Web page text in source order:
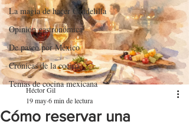
La magia de hacer Candelilla
Opinión gastronómica
De paseo por México
Crónicas de la cocina
Temas de cocina mexicana
Cómo reservar una
Héctor Gil
19 may6 min de lectura